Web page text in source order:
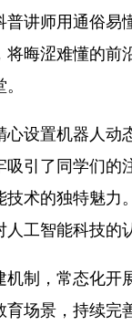
讲师用通俗
晦涩难懂的前
置机器人动
引了同学们的
术的独特魅
工智能科技的
，常态化开
场景，持续完